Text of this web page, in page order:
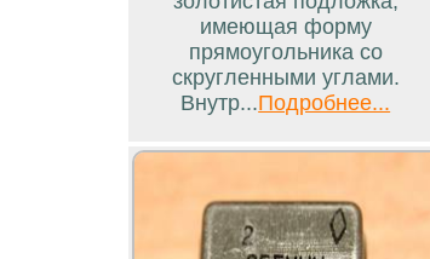
имеющая форму
прямоугольника со
скругленными углами.
Внутр...Подробнее...